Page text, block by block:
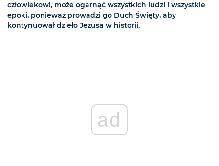
człowiekowi, może ogarnąć wszystkich ludzi i wszystkie
epoki, ponieważ prowadzi go Duch Święty, aby
kontynuował dzieło Jezusa w historii.
ad